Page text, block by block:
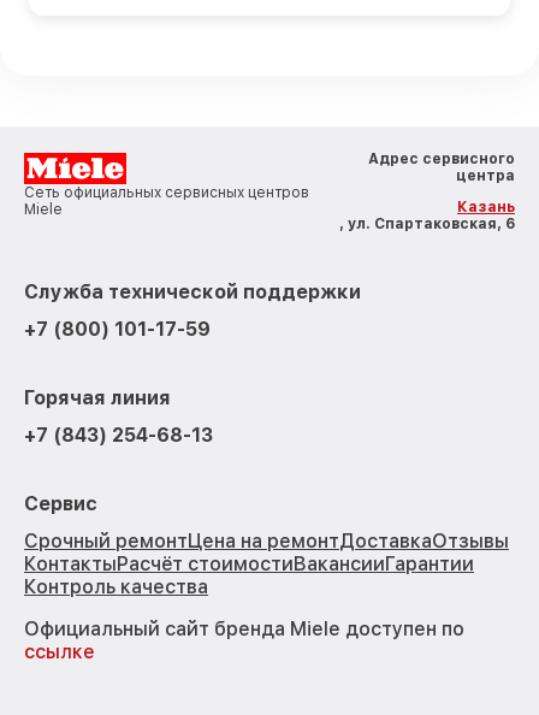
Сеть официальных сервисных центров
Miele
Адрес сервисного
центра
Казань
, ул. Спартаковская, 6
Служба технической поддержки
+7 (800) 101-17-59
Горячая линия
+7 (843) 254-68-13
Сервис
Срочный ремонтЦена на ремонтДоставкаОтзывы
КонтактыРасчёт стоимостиВакансииГарантии
Контроль качества
Официальный сайт бренда Miele доступен по
ссылке